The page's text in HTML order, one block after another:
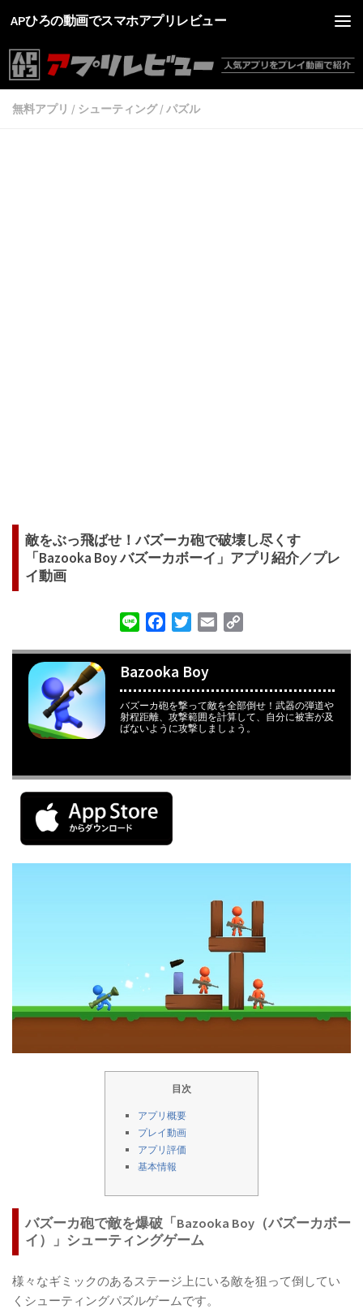
APひろの動画でスマホアプリレビュー
無料アプリ / シューティング /パズル
敵をぶっ飛ばせ！バズーカ砲で破壊し尽くす
「Bazooka Boy バズーカボーイ」アプリ紹介／プレ
イ動画
Line FacebookTwitterEmail
Bazooka Boy
バズーカ砲を撃って敵を全部倒せ！武器の弾道や
射程距離、攻撃範囲を計算して、自分に被害が及
ばないように攻撃しましょう。
目次
アプリ概要
プレイ動画
アプリ評価
基本情報
バズーカ砲で敵を爆破「Bazooka Boy（バズーカボー
イ）」シューティングゲーム
様々なギミックのあるステージ上にいる敵を狙って倒してい
くシューティングパズルゲームです。